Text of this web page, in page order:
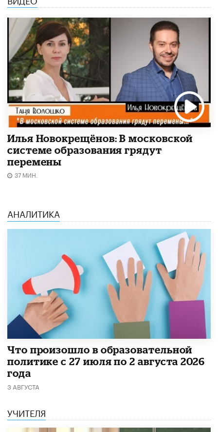
Илья Новокрещёнов: В московской
системе образования грядут
перемены
37 МИН.
АНАЛИТИКА
​Что произошло в образовательной
политике с 27 июля по 2 августа 2026
года
3 АВГУСТА
УЧИТЕЛЯ